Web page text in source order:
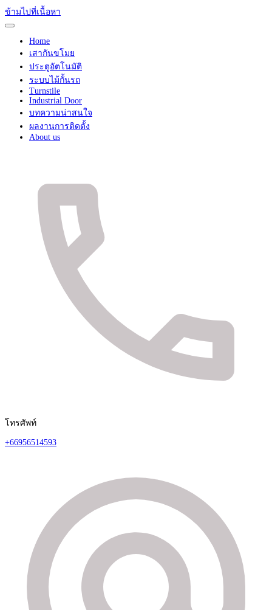
ข้ามไปที่เนื้อหา
Home
เสากันขโมย
ประตูอัตโนมัติ
ระบบไม้กั้นรถ
Turnstile
Industrial Door
บทความน่าสนใจ
ผลงานการติดตั้ง
About us
โทรศัพท์
+66956514593